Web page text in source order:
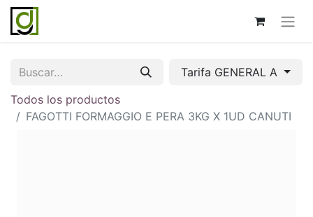
Tarifa GENERAL A
Todos los productos
FAGOTTI FORMAGGIO E PERA 3KG X 1UD CANUTI